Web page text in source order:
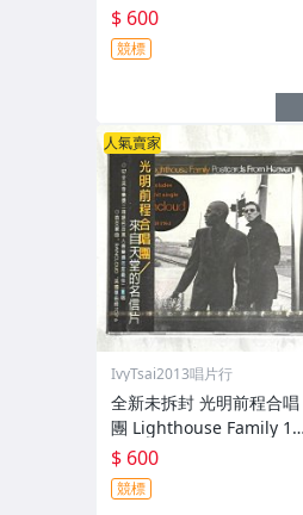
loser / 華納音樂 台灣版專
輯 CD / 附側標 歌詞 環狀
封條
$ 600
競標
人氣賣家
IvyTsai2013唱片行
全新未拆封 光明前程合唱
團 Lighthouse Family 19
97 來自天堂的明信片 Post
cards From Heaven 台灣
版專輯 CD 附側標
$ 600
競標